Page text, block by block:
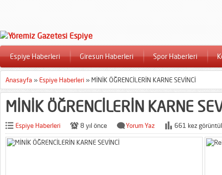
Espiye Haberleri Giresun Haberleri Spor Haberleri
Anasayfa » Espiye Haberleri » MİNİK ÖĞRENCİLERİN KARNE SEVİNCİ
MİNİK ÖĞRENCİLERİN KARNE
Espiye Haberleri 8 yıl önce Yorum Yaz 661 kez